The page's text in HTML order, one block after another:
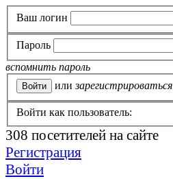
Ваш логин
Пароль
вспомнить пароль
или зарегистрироваться
Войти как пользователь:
308 посетителей на сайте
Регистрация
Войти